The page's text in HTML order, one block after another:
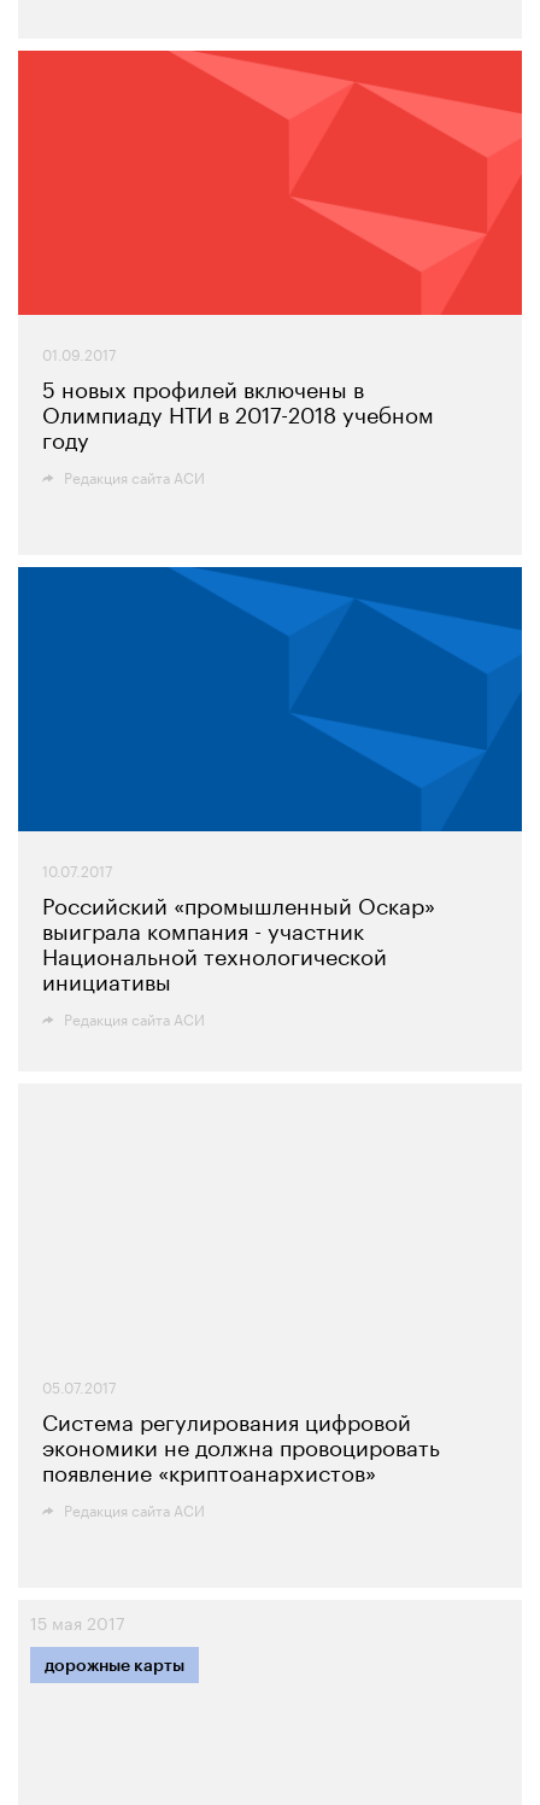
01.09.2017
5 новых профилей включены в
Олимпиаду НТИ в 2017-2018 учебном
году
Редакция сайта АСИ
10.07.2017
Российский «промышленный Оскар»
выиграла компания - участник
Национальной технологической
инициативы
Редакция сайта АСИ
05.07.2017
Система регулирования цифровой
экономики не должна провоцировать
появление «криптоанархистов»
Редакция сайта АСИ
15 мая 2017
дорожные карты